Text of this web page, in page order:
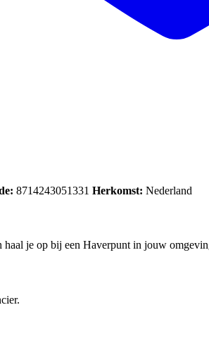
8714243051331 Herkomst: Nederland
je op bij een Haverpunt in jouw